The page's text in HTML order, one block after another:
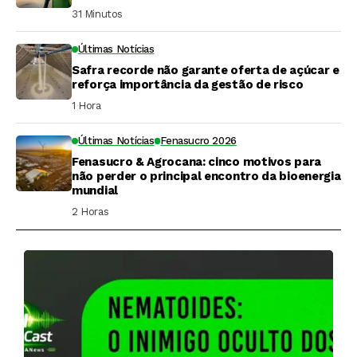
31 Minutos ⁮
Últimas Notícias
Safra recorde não garante oferta de açúcar e
reforça importância da gestão de risco
1 Hora ⁮
Últimas Notícias Fenasucro 2026
Fenasucro & Agrocana: cinco motivos para
não perder o principal encontro da bioenergia
mundial
2 Horas ⁮